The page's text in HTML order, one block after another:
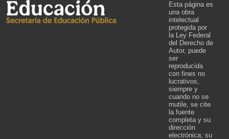
Esta página es
una obra
intelectual
protegida por
la Ley Federal
del Derecho de
Autor, puede
ser
reproducida
con fines no
lucrativos,
siempre y
cuando no se
mutile, se cite
la fuente
completa y su
dirección
electrónica; su